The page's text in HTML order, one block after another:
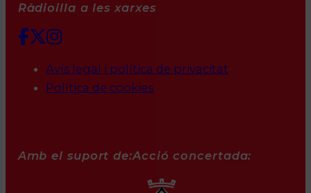
Ràdioilla a les xarxes
Avís legal i política de privacitat
Política de cookies
Amb el suport de:Acció concertada: